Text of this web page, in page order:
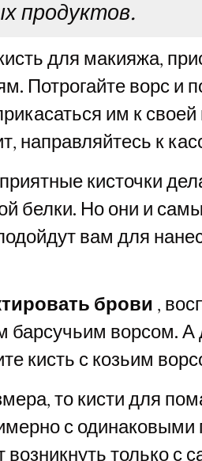
продуктов.
для макияжа,
Потрогайте ворс и
им к
направляйтесь к
кисточки
белки. Но они и
вам для
брови ,
барсучьим ворсом. А
кисть с козьим
то кисти для
с одинаковыми
возникнуть только с